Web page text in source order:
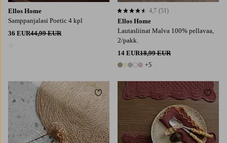
Ellos Home
Samppanjalasi Poetic 4 kpl
36 EUR44,99 EUR
Ellos Home
Lautasliinat Malva 100% pellavaa,
2/pakk.
14 EUR18,99 EUR
10 värejä
+5
4,7 perustuen 51 arvosanaan
4,7 (51)
Lisää suosikkeihin